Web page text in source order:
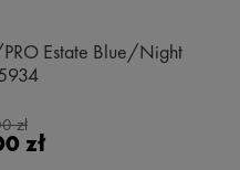
Estate Blue/Night
zł
zł